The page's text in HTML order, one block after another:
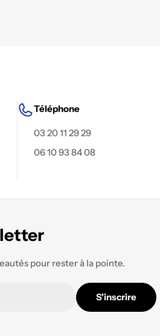
Téléphone
03 20 11 29 29
06 10 93 84 08
pour rester à la pointe.
S'inscrire